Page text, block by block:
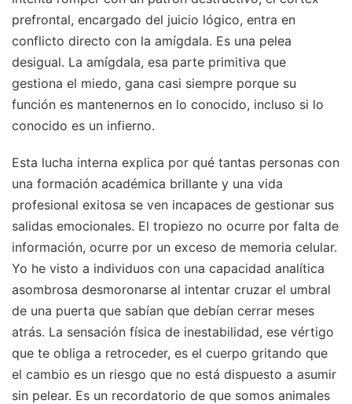
prefrontal, encargado del juicio lógico, entra en
conflicto directo con la amígdala. Es una pelea
desigual. La amígdala, esa parte primitiva que
gestiona el miedo, gana casi siempre porque su
función es mantenernos en lo conocido, incluso si lo
conocido es un infierno.
Esta lucha interna explica por qué tantas personas con
una formación académica brillante y una vida
profesional exitosa se ven incapaces de gestionar sus
salidas emocionales. El tropiezo no ocurre por falta de
información, ocurre por un exceso de memoria celular.
Yo he visto a individuos con una capacidad analítica
asombrosa desmoronarse al intentar cruzar el umbral
de una puerta que sabían que debían cerrar meses
atrás. La sensación física de inestabilidad, ese vértigo
que te obliga a retroceder, es el cuerpo gritando que
el cambio es un riesgo que no está dispuesto a asumir
sin pelear. Es un recordatorio de que somos animales